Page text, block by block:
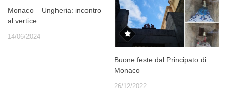
Monaco – Ungheria: incontro
al vertice
14/06/2024
Buone feste dal Principato di
Monaco
26/12/2022